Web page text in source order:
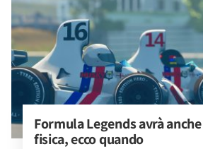
Formula Legends avrà
fisica, ecco quando